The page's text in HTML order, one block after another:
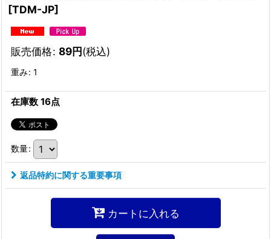
[TDM-JP]
販売価格: 89円(税込)
重み: 1
在庫数 16点
数量:
返品特約に関する重要事項
カートに入れる